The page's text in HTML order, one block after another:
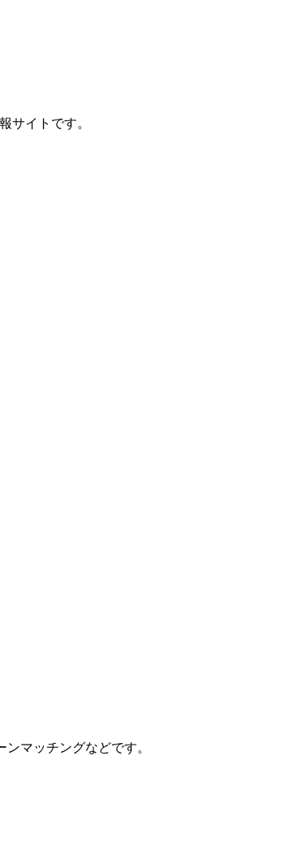
サイトです。
マッチングなどです。